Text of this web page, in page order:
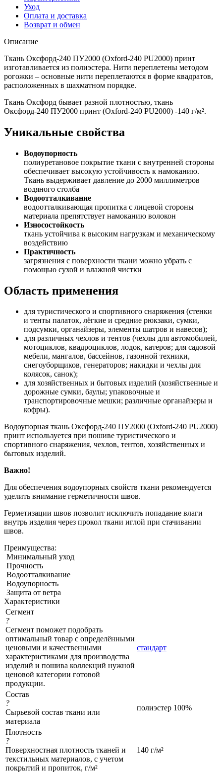
Уход
Оплата и доставка
Возврат и обмен
Описание
Ткань Оксфорд-240 ПУ2000 (Oxford-240 PU2000) принт
изготавливается из полиэстера. Нити переплетены методом
рогожки – основные нити переплетаются в форме квадратов,
расположенных в шахматном порядке.
Ткань Оксфорд бывает разной плотностью, ткань
Оксфорд-240 ПУ2000 принт (Oxford-240 PU2000) -140 г/м².
Уникальные свойства
Водоупорность
полиуретановое покрытие ткани с внутренней стороны
обеспечивает высокую устойчивость к намоканию.
Ткань выдерживает давление до 2000 миллиметров
водяного столба
Водоотталкивание
водоотталкивающая пропитка с лицевой стороны
материала препятствует намоканию волокон
Износостойкость
ткань устойчива к высоким нагрузкам и механическому
воздействию
Практичность
загрязнения с поверхности ткани можно убрать с
помощью сухой и влажной чистки
Область применения
для туристического и спортивного снаряжения (стенки
и тенты палаток, лёгкие и средние рюкзаки, сумки,
подсумки, органайзеры, элементы шатров и навесов);
для различных чехлов и тентов (чехлы для автомобилей,
мотоциклов, квадроциклов, лодок, катеров; для садовой
мебели, мангалов, бассейнов, газонной техники,
снегоуборщиков, генераторов; накидки и чехлы для
колясок, санок);
для хозяйственных и бытовых изделий (хозяйственные и
дорожные сумки, баулы; упаковочные и
транспортировочные мешки; различные органайзеры и
кофры).
Водоупорная ткань Оксфорд-240 ПУ2000 (Oxford-240 PU2000)
принт используется при пошиве туристического и
спортивного снаряжения, чехлов, тентов, хозяйственных и
бытовых изделий.
Важно!
Для обеспечения водоупорных свойств ткани рекомендуется
уделить внимание герметичности швов.
Герметизации швов позволит исключить попадание влаги
внутрь изделия через прокол ткани иглой при стачивании
швов.
Преимущества:
Минимальный уход
Прочность
Водоотталкивание
Водоупорность
Защита от ветра
Характеристики
Сегмент
?
Сегмент поможет подобрать
оптимальный товар с определёнными
ценовыми и качественными
характеристиками для производства
изделий и пошива коллекций нужной
ценовой категории готовой
продукции.
стандарт
Состав
?
Сырьевой состав ткани или
материала
полиэстер 100%
Плотность
?
Поверхностная плотность тканей и
текстильных материалов, с учетом
покрытий и пропиток, г/м²
140 г/м²